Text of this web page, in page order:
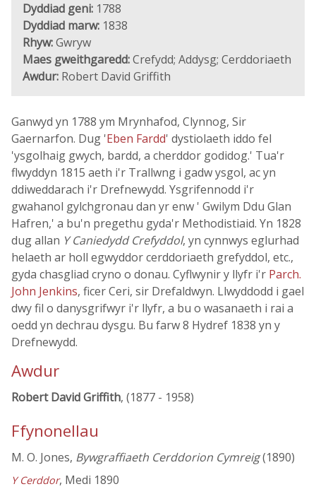
Dyddiad geni: 1788
Dyddiad marw: 1838
Rhyw:Gwryw
Maes gweithgaredd:Crefydd; Addysg; Cerddoriaeth
Awdur: Robert David Griffith
Ganwyd yn 1788 ym Mrynhafod, Clynnog, Sir
Gaernarfon. Dug 'Eben Fardd' dystiolaeth iddo fel
'ysgolhaig gwych, bardd, a cherddor godidog.' Tua'r
flwyddyn 1815 aeth i'r Trallwng i gadw ysgol, ac yn
ddiweddarach i'r Drefnewydd. Ysgrifennodd i'r
gwahanol gylchgronau dan yr enw ' Gwilym Ddu Glan
Hafren,' a bu'n pregethu gyda'r Methodistiaid. Yn 1828
dug allan Y Caniedydd Crefyddol, yn cynnwys eglurhad
helaeth ar holl egwyddor cerddoriaeth grefyddol, etc.,
gyda chasgliad cryno o donau. Cyflwynir y llyfr i'r Parch.
John Jenkins, ficer Ceri, sir Drefaldwyn. Llwyddodd i gael
dwy fil o danysgrifwyr i'r llyfr, a bu o wasanaeth i rai a
oedd yn dechrau dysgu. Bu farw 8 Hydref 1838 yn y
Drefnewydd.
Awdur
Robert David Griffith, (1877 - 1958)
Ffynonellau
M. O. Jones, Bywgraffiaeth Cerddorion Cymreig(1890)
Y Cerddor, Medi 1890